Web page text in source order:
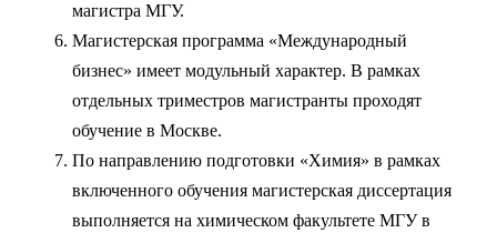
магистра МГУ.
Магистерская программа «Международный
бизнес» имеет модульный характер. В рамках
отдельных триместров магистранты проходят
обучение в Москве.
По направлению подготовки «Химия» в рамках
включенного обучения магистерская диссертация
выполняется на химическом факультете МГУ в